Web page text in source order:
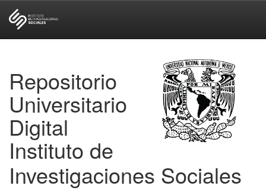
Repositorio
Universitario
Digital
Instituto de
Investigaciones Sociales